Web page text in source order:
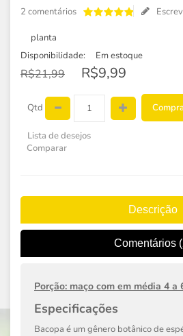
2 comentários
planta
Disponibilidade:
Em estoque
R$21,99 R$9,99
Qtd
Lista de desejos
Comparar
Descrição
Comentários
Porção: maço com em média 4 a
Especificações
Bacopa é um gênero botânico de